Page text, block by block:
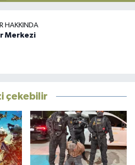
HAKKINDA
Merkezi
çekebilir